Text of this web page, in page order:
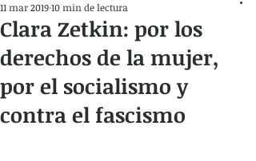
Clara Zetkin: por los
derechos de la mujer,
por el socialismo y
contra el fascismo
11 mar 201910 min de lectura